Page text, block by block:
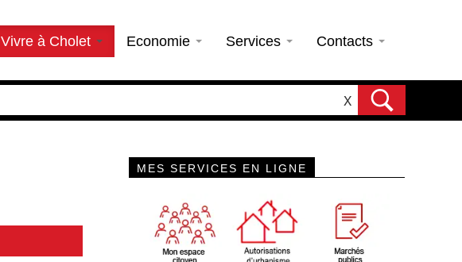
Vivre à Cholet Economie Services Contacts
X
MES SERVICES EN LIGNE